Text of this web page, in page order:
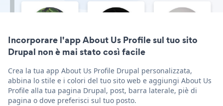
Incorporare l'app About Us Profile sul tuo sito
Drupal non è mai stato così facile
Crea la tua app About Us Profile Drupal personalizzata,
abbina lo stile e i colori del tuo sito web e aggiungi About Us
Profile alla tua pagina Drupal, post, barra laterale, piè di
pagina o dove preferisci sul tuo posto.